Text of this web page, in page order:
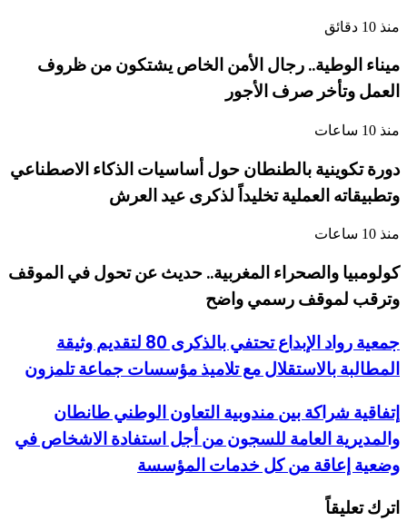
منذ 10 دقائق
ميناء الوطية.. رجال الأمن الخاص يشتكون من ظروف
العمل وتأخر صرف الأجور
منذ 10 ساعات
دورة تكوينية بالطنطان حول أساسيات الذكاء الاصطناعي
وتطبيقاته العملية تخليداً لذكرى عيد العرش
منذ 10 ساعات
كولومبيا والصحراء المغربية.. حديث عن تحول في الموقف
وترقب لموقف رسمي واضح
جمعية رواد الإبداع تحتفي بالذكرى 80 لتقديم وثيقة
المطالبة بالاستقلال مع تلاميذ مؤسسات جماعة تلمزون
إتفاقية شراكة بين مندوبية التعاون الوطني طانطان
والمديرية العامة للسجون من أجل استفادة الاشخاص في
وضعية إعاقة من كل خدمات المؤسسة
اترك تعليقاً